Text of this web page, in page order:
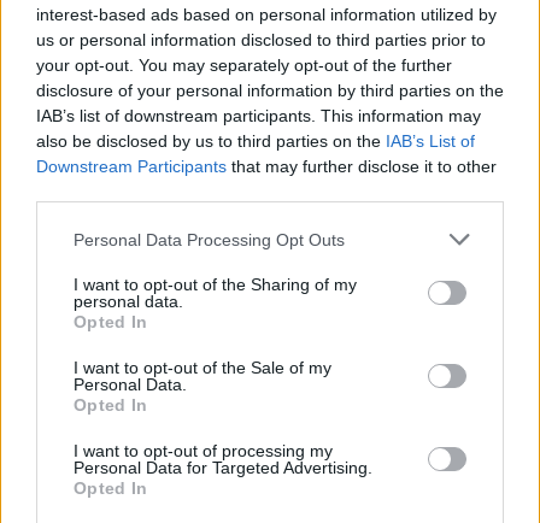
interest-based ads based on personal information utilized by
us or personal information disclosed to third parties prior to
your opt-out. You may separately opt-out of the further
disclosure of your personal information by third parties on the
IAB’s list of downstream participants. This information may
also be disclosed by us to third parties on the IAB’s List of
Downstream Participants that may further disclose it to other
Personal Data Processing Opt Outs
I want to opt-out of the Sharing of my
personal data.
Opted In
I want to opt-out of the Sale of my
Personal Data.
Opted In
I want to opt-out of processing my
Personal Data for Targeted Advertising.
Opted In
Newsletter Citygen.gr
Λάβετε όλα τα τελευταία νέα από τον χώρο
της Πολιτικής Προστασίας, του ESG, του Green
Συμφωνώ με την Πολιτική Δεδομένων